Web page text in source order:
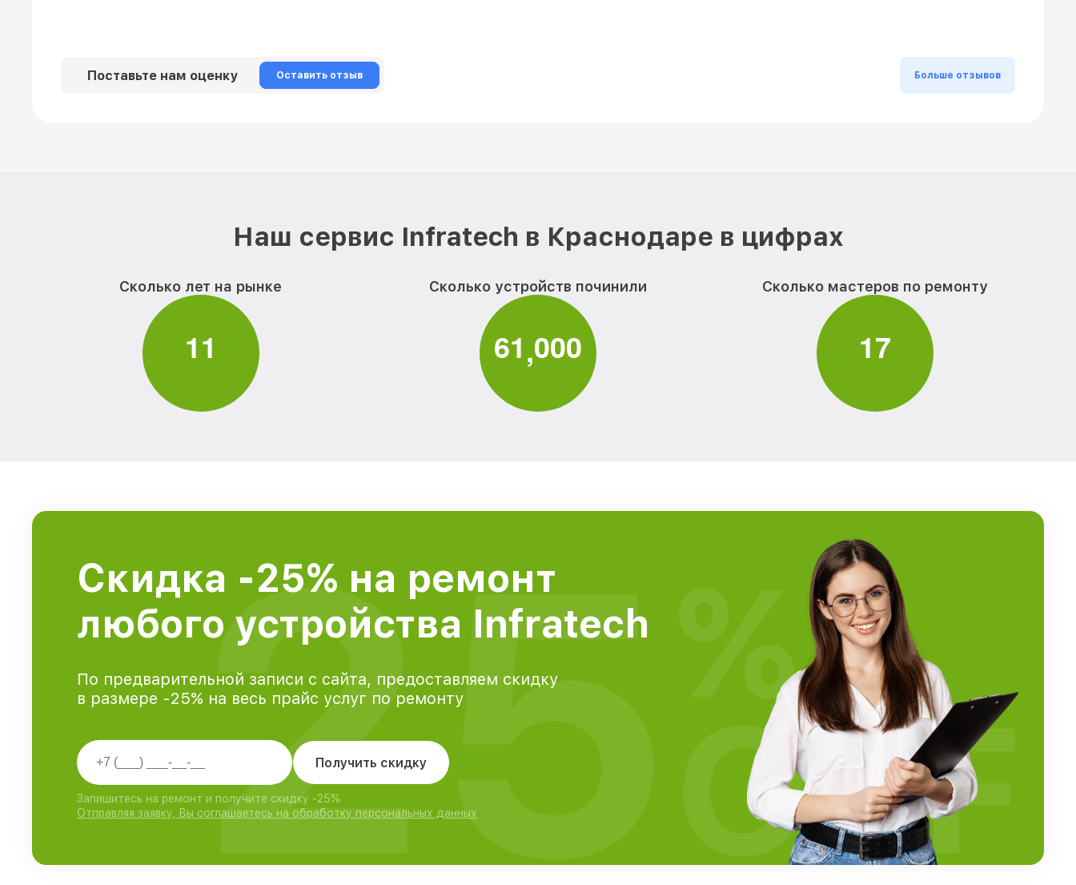
Поставьте нам оценку Оставить отзыв Больше отзывов
Наш сервис Infratech в Краснодаре в цифрах
Сколько лет на рынке
11
Сколько устройств починили
61,000
Сколько мастеров по ремонту
17
Скидка -25% на ремонт
любого устройства Infratech
По предварительной записи с сайта, предоставляем скидку
в размере -25% на весь прайс услуг по ремонту
Получить скидку
Запишитесь на ремонт и получите скидку -25%
Отправляя заявку, Вы соглашаетесь на обработку персональных данных
25 %
OFF